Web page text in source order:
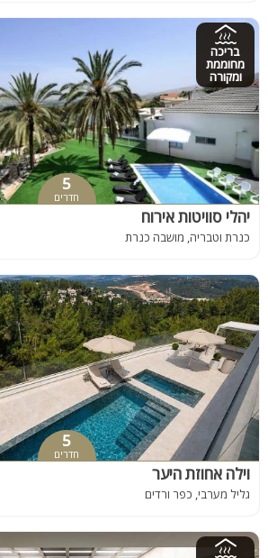
בריכה
מחוממת
ומקורה
5
חדרים
יהלי סוויטות אירוח
כנרת וטבריה, מושבה כנרת
5
חדרים
וילה אחוזת היער
גליל מערבי, כפר ורדים